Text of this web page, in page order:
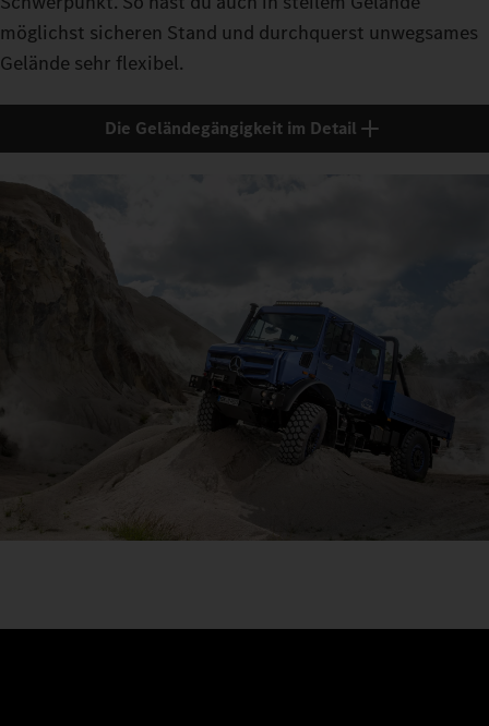
möglichst sicheren Stand und durchquerst unwegsames
Gelände sehr flexibel.
Die Geländegängigkeit im Detail